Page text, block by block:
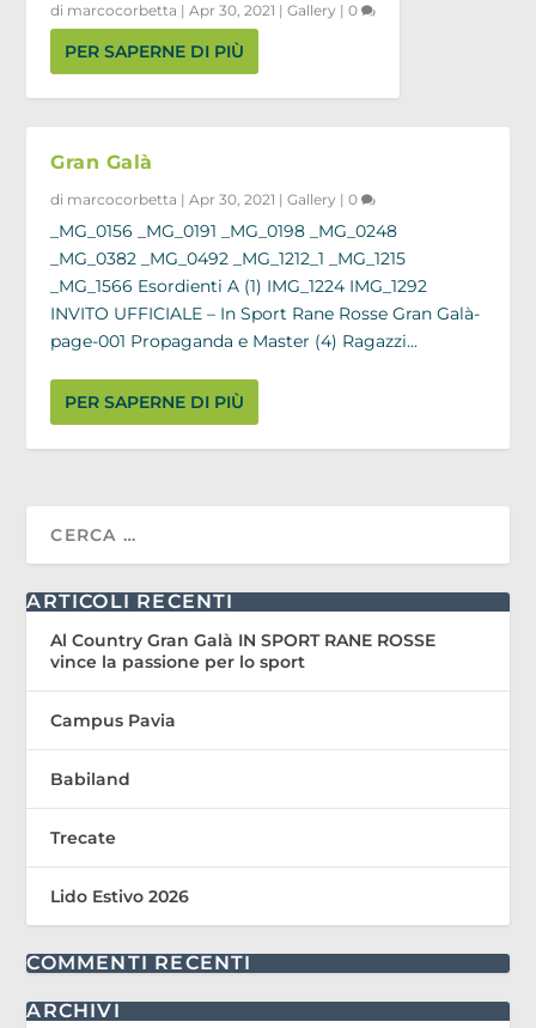
di marcocorbetta |Apr 30, 2021 |Gallery |0
PER SAPERNE DI PIÙ
Gran Galà
di marcocorbetta |Apr 30, 2021 |Gallery |0
_MG_0156 _MG_0191 _MG_0198 _MG_0248
_MG_0382 _MG_0492 _MG_1212_1 _MG_1215
_MG_1566 Esordienti A (1) IMG_1224 IMG_1292
INVITO UFFICIALE – In Sport Rane Rosse Gran Galà-
page-001 Propaganda e Master (4) Ragazzi...
PER SAPERNE DI PIÙ
ARTICOLI RECENTI
Al Country Gran Galà IN SPORT RANE ROSSE
vince la passione per lo sport
Campus Pavia
Babiland
Trecate
Lido Estivo 2026
COMMENTI RECENTI
ARCHIVI